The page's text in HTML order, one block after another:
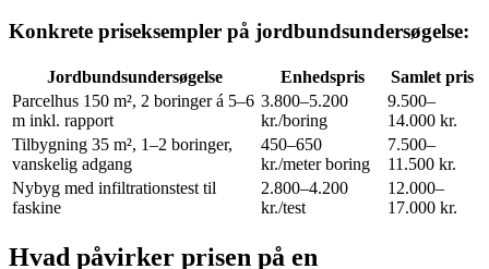
Konkrete priseksempler på jordbundsundersøgelse:
Jordbundsundersøgelse Enhedspris
Samlet pris
Parcelhus 150 m², 2 boringer á 5–6
m inkl. rapport
3.800–5.200
kr./boring
9.500–
14.000 kr.
Tilbygning 35 m², 1–2 boringer,
vanskelig adgang
450–650
kr./meter boring
7.500–
11.500 kr.
Nybyg med infiltrationstest til
faskine
2.800–4.200
kr./test
12.000–
17.000 kr.
Hvad påvirker prisen på en